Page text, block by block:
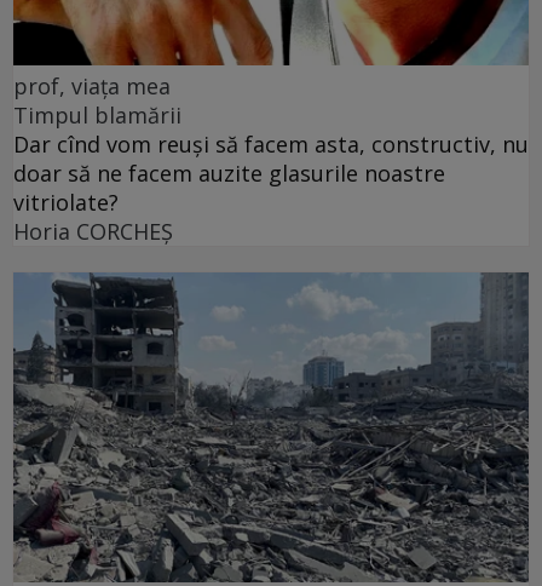
prof, viața mea
Timpul blamării
Dar cînd vom reuși să facem asta, constructiv, nu
doar să ne facem auzite glasurile noastre
vitriolate?
Horia CORCHEŞ